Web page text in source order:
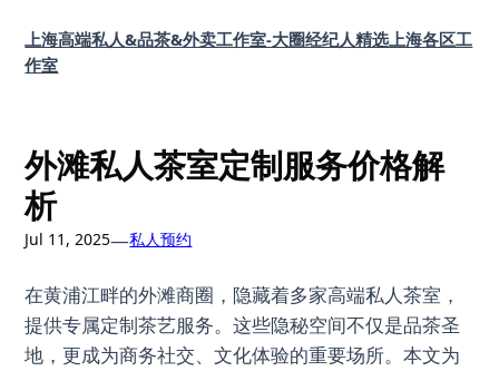
content
上海高端私人&品茶&外卖工作室-大圈经纪人精选上海各区工
作室
外滩私人茶室定制服务价格解
析
Jul 11, 2025—私人预约
在黄浦江畔的外滩商圈，隐藏着多家高端私人茶室，
提供专属定制茶艺服务。这些隐秘空间不仅是品茶圣
地，更成为商务社交、文化体验的重要场所。本文为